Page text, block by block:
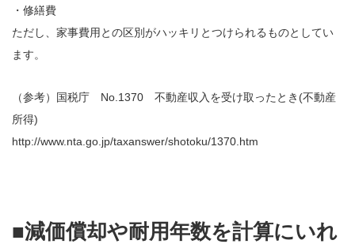
・修繕費
ただし、家事費用との区別がハッキリとつけられるものとしてい
ます。
（参考）国税庁 No.1370 不動産収入を受け取ったとき(不動産
所得)
http://www.nta.go.jp/taxanswer/shotoku/1370.htm
■減価償却や耐用年数を計算にいれ